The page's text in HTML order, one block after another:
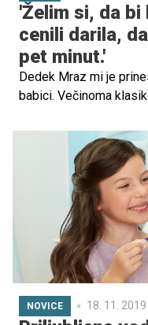
'Želim si, da bi
cenili darila,
pet minut.'
Dedek Mraz mi je
babici. Večinoma
bombona od snežink,
otroci pa v veselem
NOVICE 18. 11.